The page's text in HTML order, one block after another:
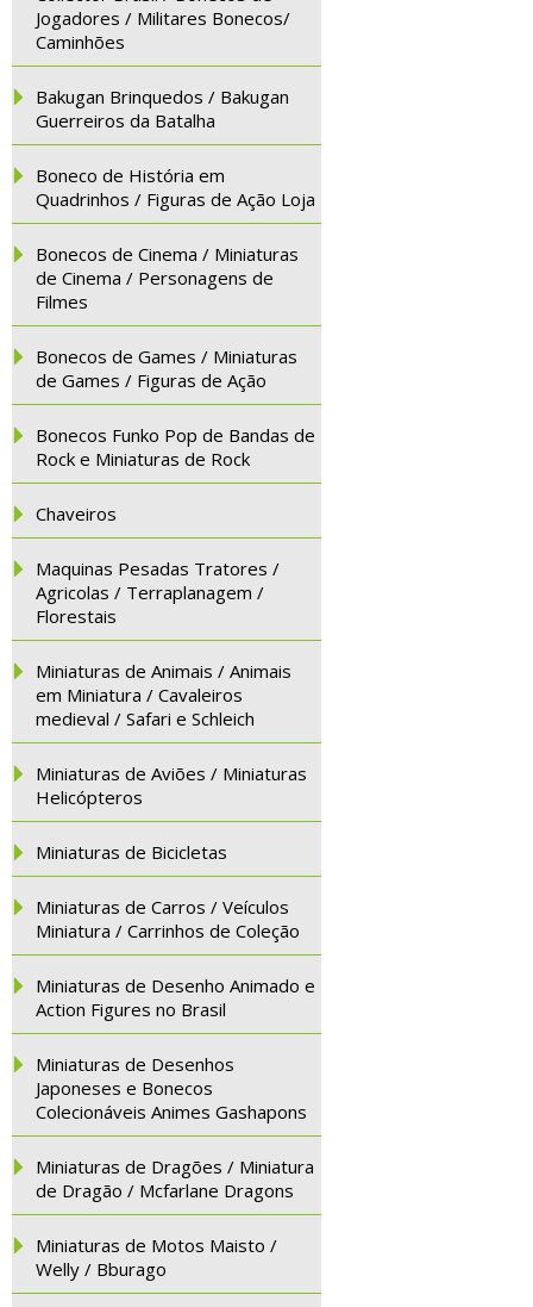
Jogadores / Militares Bonecos/
Caminhões
Bakugan Brinquedos / Bakugan
Guerreiros da Batalha
Boneco de História em
Quadrinhos / Figuras de Ação Loja
Bonecos de Cinema / Miniaturas
de Cinema / Personagens de
Filmes
Bonecos de Games / Miniaturas
de Games / Figuras de Ação
Bonecos Funko Pop de Bandas de
Rock e Miniaturas de Rock
Chaveiros
Maquinas Pesadas Tratores /
Agricolas / Terraplanagem /
Florestais
Miniaturas de Animais / Animais
em Miniatura / Cavaleiros
medieval / Safari e Schleich
Miniaturas de Aviões / Miniaturas
Helicópteros
Miniaturas de Bicicletas
Miniaturas de Carros / Veículos
Miniatura / Carrinhos de Coleção
Miniaturas de Desenho Animado e
Action Figures no Brasil
Miniaturas de Desenhos
Japoneses e Bonecos
Colecionáveis Animes Gashapons
Miniaturas de Dragões / Miniatura
de Dragão / Mcfarlane Dragons
Miniaturas de Motos Maisto /
Welly / Bburago